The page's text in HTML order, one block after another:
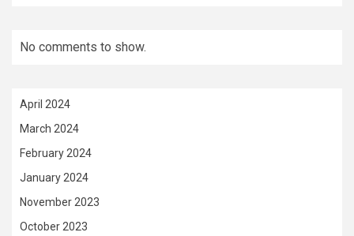
No comments to show.
April 2024
March 2024
February 2024
January 2024
November 2023
October 2023